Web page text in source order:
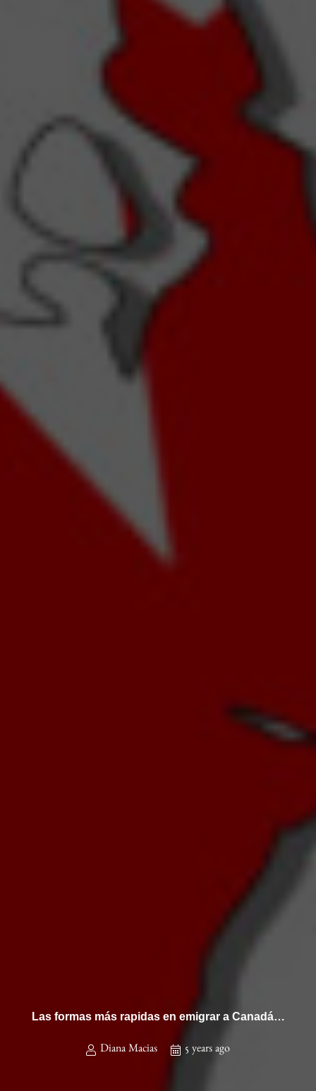
Las formas más rapidas en emigrar a Canadá…
Diana Macias 5 years ago